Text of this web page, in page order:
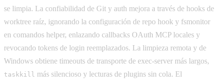
se limpia. La confiabilidad de Git y auth mejora a través de hooks de
worktree raíz, ignorando la configuración de repo hook y fsmonitor
en comandos helper, enlazando callbacks OAuth MCP locales y
revocando tokens de login reemplazados. La limpieza remota y de
Windows obtiene timeouts de transporte de exec-server más largos,
taskkill
más silencioso y lecturas de plugins sin cola. El